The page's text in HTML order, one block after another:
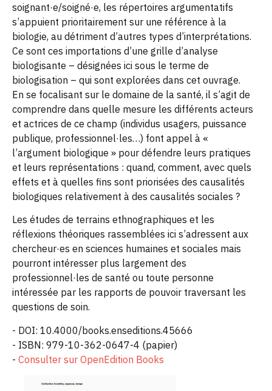
soignant·e/soigné·e, les répertoires argumentatifs
s’appuient prioritairement sur une référence à la
biologie, au détriment d’autres types d’interprétations.
Ce sont ces importations d’une grille d’analyse
biologisante – désignées ici sous le terme de
biologisation – qui sont explorées dans cet ouvrage.
En se focalisant sur le domaine de la santé, il s’agit de
comprendre dans quelle mesure les différents acteurs
et actrices de ce champ (individus usagers, puissance
publique, professionnel·les…) font appel à «
l’argument biologique » pour défendre leurs pratiques
et leurs représentations : quand, comment, avec quels
effets et à quelles fins sont priorisées des causalités
biologiques relativement à des causalités sociales ?
Les études de terrains ethnographiques et les
réflexions théoriques rassemblées ici s’adressent aux
chercheur·es en sciences humaines et sociales mais
pourront intéresser plus largement des
professionnel·les de santé ou toute personne
intéressée par les rapports de pouvoir traversant les
questions de soin.
- DOI: 10.4000/books.enseditions.45666
- ISBN: 979-10-362-0647-4 (papier)
- Consulter sur OpenEdition Books